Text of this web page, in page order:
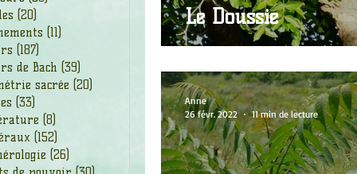
(20)
(11)
(187)
de Bach (39)
sacrée (20)
(33)
(8)
(152)
(26)
Le Doussié
Anne
26 févr. 2022
11 min de lecture